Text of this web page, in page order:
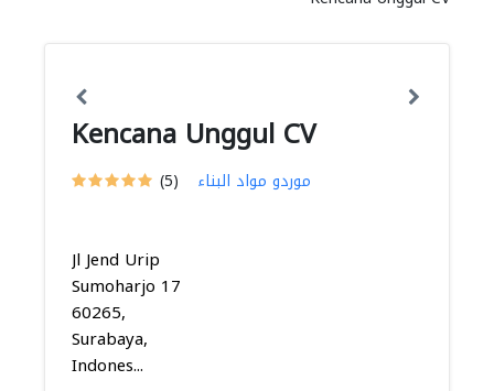
Kencana Unggul CV
(5) موردو مواد البناء
Jl Jend Urip
Sumoharjo 17
60265,
Surabaya,
Indones...